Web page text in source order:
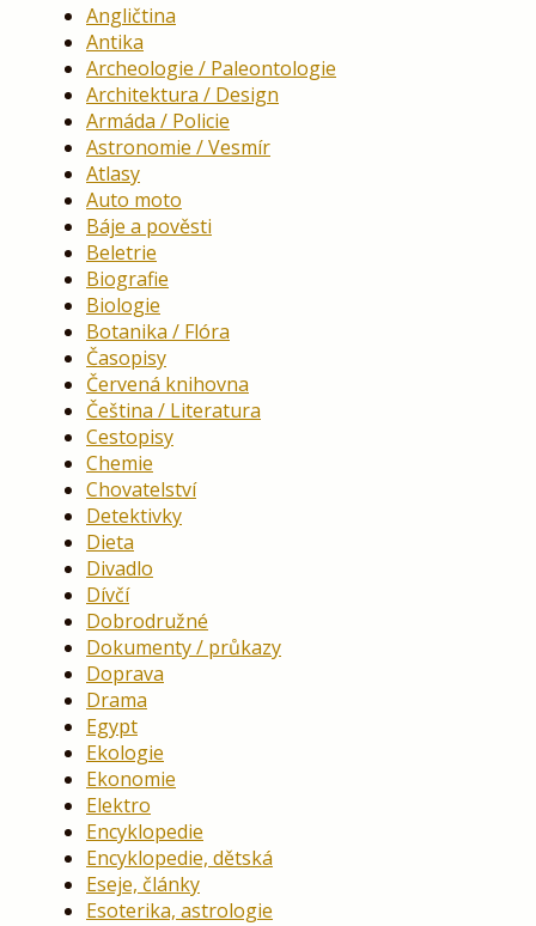
Angličtina
Antika
Archeologie / Paleontologie
Architektura / Design
Armáda / Policie
Astronomie / Vesmír
Atlasy
Auto moto
Báje a pověsti
Beletrie
Biografie
Biologie
Botanika / Flóra
Časopisy
Červená knihovna
Čeština / Literatura
Cestopisy
Chemie
Chovatelství
Detektivky
Dieta
Divadlo
Dívčí
Dobrodružné
Dokumenty / průkazy
Doprava
Drama
Egypt
Ekologie
Ekonomie
Elektro
Encyklopedie
Encyklopedie, dětská
Eseje, články
Esoterika, astrologie